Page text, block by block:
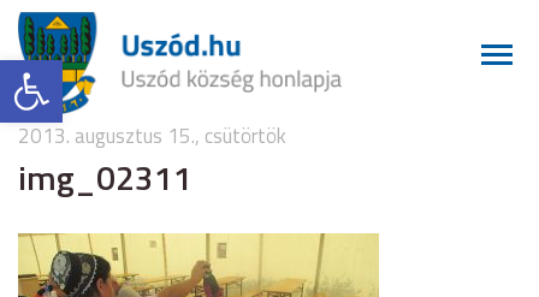
Eszköztár megnyitása
2013. augusztus 15., csütörtök
img_02311